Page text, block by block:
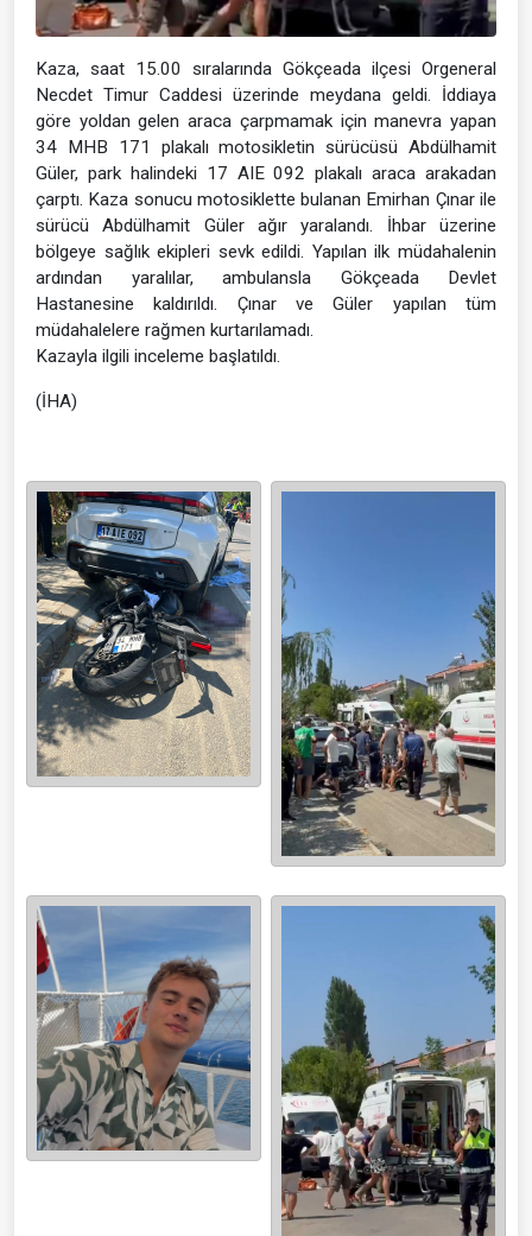
Kaza, saat 15.00 sıralarında Gökçeada ilçesi Orgeneral
Necdet Timur Caddesi üzerinde meydana geldi. İddiaya
göre yoldan gelen araca çarpmamak için manevra yapan
34 MHB 171 plakalı motosikletin sürücüsü Abdülhamit
Güler, park halindeki 17 AIE 092 plakalı araca arakadan
çarptı. Kaza sonucu motosiklette bulanan Emirhan Çınar ile
sürücü Abdülhamit Güler ağır yaralandı. İhbar üzerine
bölgeye sağlık ekipleri sevk edildi. Yapılan ilk müdahalenin
ardından yaralılar, ambulansla Gökçeada Devlet
Hastanesine kaldırıldı. Çınar ve Güler yapılan tüm
müdahalelere rağmen kurtarılamadı.
Kazayla ilgili inceleme başlatıldı.
(İHA)